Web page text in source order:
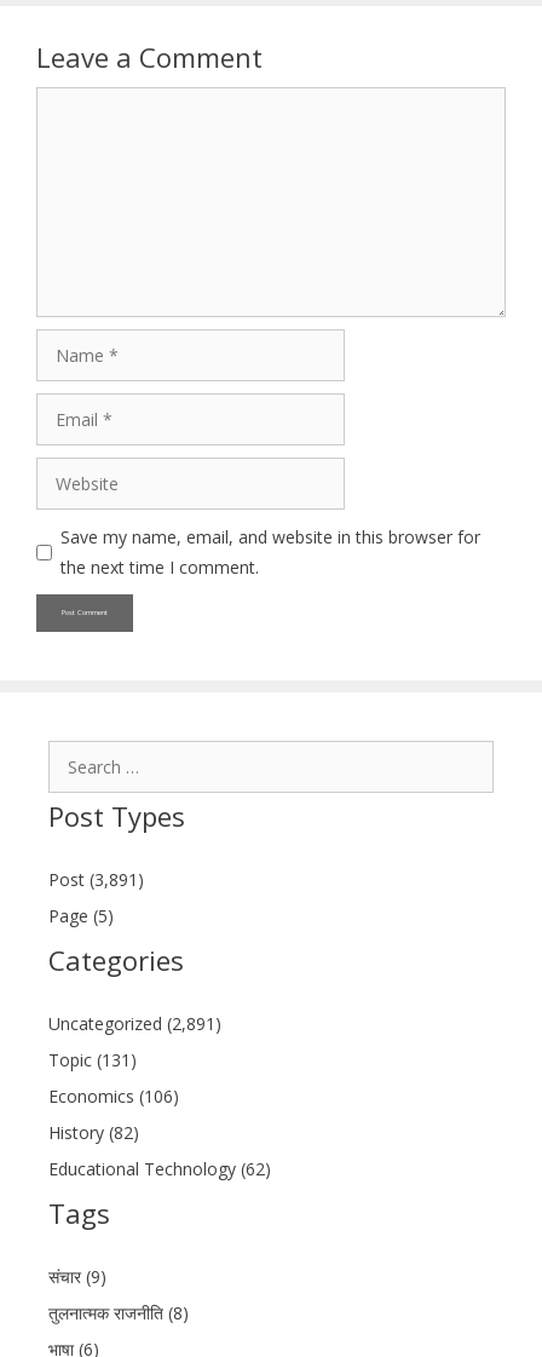
Leave a Comment
Website
Save my name, email, and website in this browser for
the next time I comment.
Post Types
Post (3,891)
Page (5)
Categories
Uncategorized (2,891)
Topic (131)
Economics (106)
History (82)
Educational Technology (62)
Tags
संचार (9)
तुलनात्मक राजनीति (8)
भाषा (6)